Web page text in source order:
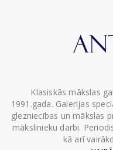
Klasiskās mākslas
1991.gada. Galerijas
glezniecības un mākslas
mākslinieku darbi.
kā arī